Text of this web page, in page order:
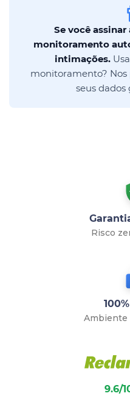
Se você assinar
monitoramento
intimações.
monitoramento? Nos
seus
Risco
Ambiente
9.6/